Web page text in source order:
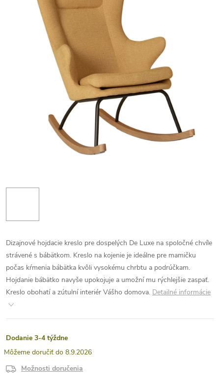
Dizajnové hojdacie kreslo pre dospelých De Luxe na spoločné chvíle
strávené s bábätkom. Kreslo na kojenie je ideálne pre mamičku
počas kŕmenia bábätka kvôli vysokému chrbtu a podrúčkam.
Hojdanie bábätko navyše upokojuje a umožní mu rýchlejšie zaspať.
Kreslo obohatí a zútulní interiér Vášho domova. Detailné informácie
Dodanie 3-4 týždne
8.9.2026
Možnosti doručenia